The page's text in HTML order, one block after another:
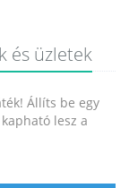
és üzletek
Állíts be egy
lesz a